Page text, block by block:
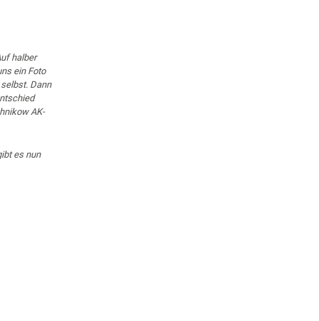
halber
ein Foto
Dann
AK-
es nun